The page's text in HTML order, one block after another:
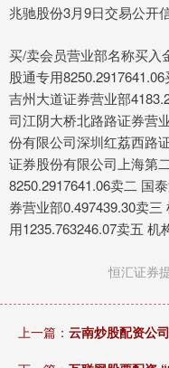
兆驰股份3月9日交易公开
买/卖会员营业部名称买入
股通专用
吉州大道证券营业部
司江阴大桥北路路证券营
份有限公司深圳红荔西路
证券股份有限公司上海第
8250.2917641.06卖二 国
券营业部0.497439.30卖
用1235.763246.07卖五 机
恒汇证券
上一篇： 云南炒股配资公